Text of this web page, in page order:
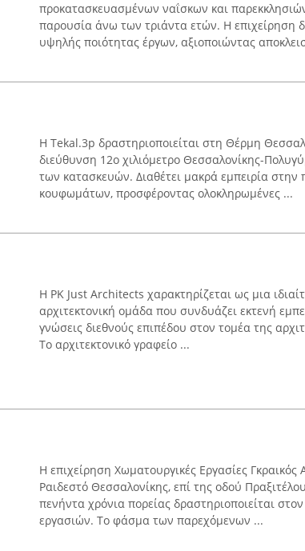
προκατασκευασμένων ναΐσκων και
παρουσία άνω των τριάντα ετών. Η επιχείρηση
υψηλής ποιότητας έργων, αξιοποιώντας
Η Tekal.3p δραστηριοποιείται στη Θέρμη
διεύθυνση 12ο χιλιόμετρο Θεσσαλονίκης-
των κατασκευών. Διαθέτει μακρά εμπειρία
κουφωμάτων, προσφέροντας ολοκληρωμένες ...
Η PK Just Architects χαρακτηρίζεται ως μια
αρχιτεκτονική ομάδα που συνδυάζει εκτενή
γνώσεις διεθνούς επιπέδου στον τομέα της
Το αρχιτεκτονικό γραφείο ...
Η επιχείρηση Χωματουργικές Εργασίες
Ραιδεστό Θεσσαλονίκης, επί της οδού
πενήντα χρόνια πορείας δραστηριοποιείται
εργασιών. Το φάσμα των παρεχόμενων ...